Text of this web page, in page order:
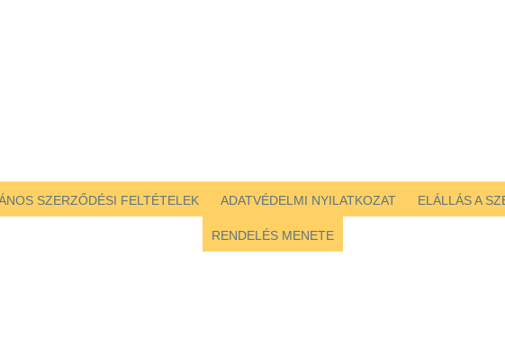
SZERZŐDÉSI FELTÉTELEK ADATVÉDELMI NYILATKOZAT ELÁLLÁS A
RENDELÉS MENETE